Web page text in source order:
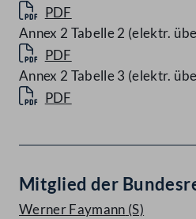
PDF
Annex 2 Tabelle 2 (elektr.
PDF
Annex 2 Tabelle 3 (elektr.
PDF
Mitglied der
Werner Faymann (S)